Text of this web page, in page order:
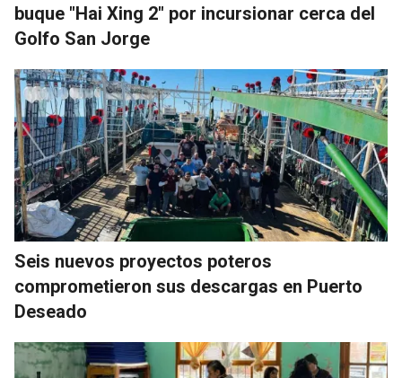
buque "Hai Xing 2" por incursionar cerca del
Golfo San Jorge
Seis nuevos proyectos poteros
comprometieron sus descargas en Puerto
Deseado